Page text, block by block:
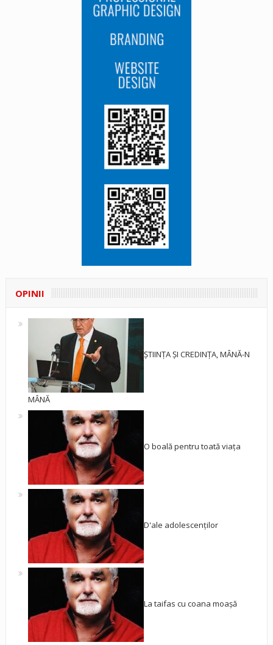
OPINII
ȘTIINȚA ȘI CREDINȚA, MÂNĂ-N
MÂNĂ
O boală pentru toată viața
D'ale adolescenților
La taifas cu coana moașă